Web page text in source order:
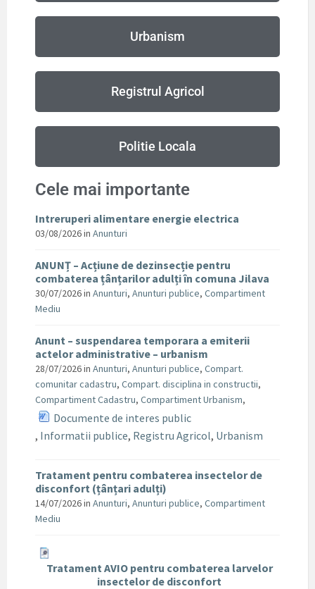
Urbanism
Registrul Agricol
Politie Locala
Cele mai importante
Intreruperi alimentare energie electrica
03/08/2026in Anunturi
ANUNȚ – Acțiune de dezinsecție pentru
combaterea țânțarilor adulți în comuna Jilava
30/07/2026in Anunturi, Anunturi publice, Compartiment
Mediu
Anunt – suspendarea temporara a emiterii
actelor administrative – urbanism
28/07/2026in Anunturi, Anunturi publice, Compart.
comunitar cadastru, Compart. disciplina in constructii,
Compartiment Cadastru, Compartiment Urbanism,
Documente de interes public
, Informatii publice, Registru Agricol, Urbanism
Tratament pentru combaterea insectelor de
disconfort (țânțari adulți)
14/07/2026in Anunturi, Anunturi publice, Compartiment
Mediu
Tratament AVIO pentru combaterea larvelor
insectelor de disconfort